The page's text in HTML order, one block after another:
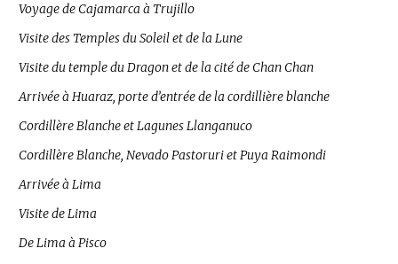
Voyage de Cajamarca à Trujillo
Visite des Temples du Soleil et de la Lune
Visite du temple du Dragon et de la cité de Chan Chan
Arrivée à Huaraz, porte d’entrée de la cordillière blanche
Cordillère Blanche et Lagunes Llanganuco
Cordillère Blanche, Nevado Pastoruri et Puya Raimondi
Arrivée à Lima
Visite de Lima
De Lima à Pisco